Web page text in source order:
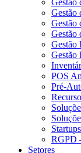
Gestão
Gestão
Gestão
Gestão
Gestão
POS
Pré-
RGPD
Setores